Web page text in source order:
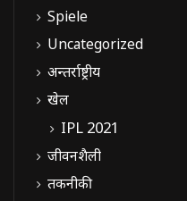
Spiele
Uncategorized
अन्तर्राष्ट्रीय
खेल
IPL 2021
जीवनशैली
तकनीकी